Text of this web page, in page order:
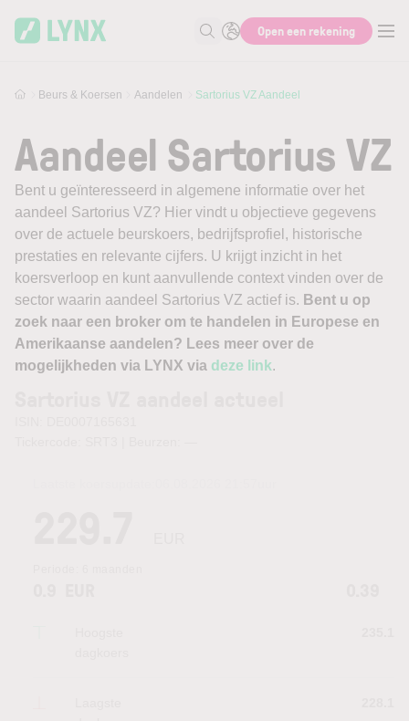
Zoek naar informatie
Open een rekening
Beurs & Koersen Aandelen Sartorius VZ Aandeel
Aandeel Sartorius VZ
Bent u geïnteresseerd in algemene informatie over het
aandeel Sartorius VZ? Hier vindt u objectieve gegevens
over de actuele beurskoers, bedrijfsprofiel, historische
prestaties en relevante cijfers. U krijgt inzicht in het
koersverloop en kunt aanvullende context vinden over de
sector waarin aandeel Sartorius VZ actief is. Bent u op
zoek naar een broker om te handelen in Europese en
Amerikaanse aandelen? Lees meer over de
mogelijkheden via LYNX via deze link.